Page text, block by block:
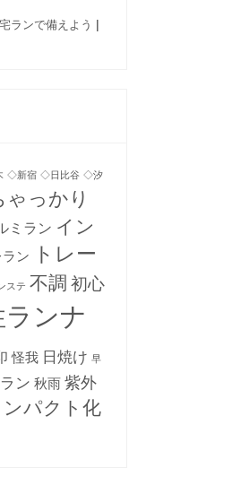
ランで備えよう |
◇新宿 ◇日比谷 ◇汐
ゃっかり
ミラン イン
ラン
トレー
ステ 不調 初心
ンナ
怪我 日焼け 早
ン 秋雨 紫外
パクト化